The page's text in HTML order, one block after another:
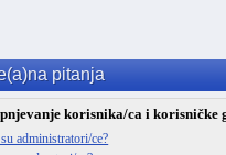
pitanja
korisnika/ca i korisničke
administratori/ce?